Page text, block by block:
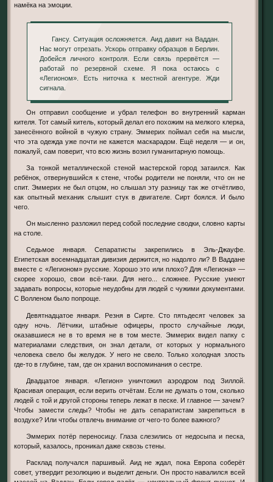
намёка на эмоции.
Гансу. Ситуация осложняется. Аид давит на Ваддан.
Нас могут отрезать. Ускорь отправку образцов в Берлин.
Добейся личного контроля. Если связь прервётся —
работай по резервной схеме. Я пока остаюсь с
«Легионом». Есть ниточка к местной агентуре. Жди
сигнала.
Он отправил сообщение и убрал телефон во внутренний карман
кителя. Тот самый китель, который делал его похожим на мелкого клерка,
занесённого войной в чужую страну. Эммерих поймал себя на мысли,
что эта одежда уже почти не кажется маскарадом. Ещё неделя — и он,
пожалуй, сам поверит, что всю жизнь возил гуманитарную помощь.
За тонкой металлической стеной мастерской город затаился. Как
ребёнок, отвернувшийся к стене, чтобы родители не поняли, что он не
спит. Эммерих не был отцом, но слышал эту разницу так же отчётливо,
как опытный механик слышит стук в двигателе. Сирт боялся. И было
чего.
Он мысленно разложил перед собой последние сводки, словно карты
на столе.
Седьмое января. Сепаратисты закрепились в Эль-Джауфе.
Египетская восемнадцатая дивизия держится, но надолго ли? В Ваддане
вместе с «Легионом» русские. Хорошо это или плохо? Для «Легиона» —
скорее хорошо, свои всё-таки. Для него... сложнее. Русские умеют
задавать вопросы, которые неудобны для людей с чужими документами.
С Волленом было попроще.
Девятнадцатое января. Резня в Сирте. Сто пятьдесят человек за
одну ночь. Лётчики, штабные офицеры, просто случайные люди,
оказавшиеся не в то время не в том месте. Эммерих видел папку с
материалами следствия, он знал детали, от которых у нормального
человека свело бы желудок. У него не свело. Только холодная злость
где-то в глубине, там, где он хранил воспоминания о сестре.
Двадцатое января. «Легион» уничтожил аэродром под Зиллой.
Красивая операция, если верить отчётам. Если не думать о том, сколько
людей с той и другой стороны теперь лежат в песке. И главное — зачем?
Чтобы замести следы? Чтобы не дать сепаратистам закрепиться в
воздухе? Или чтобы отвлечь внимание от чего-то более важного?
Эммерих потёр переносицу. Глаза слезились от недосыпа и песка,
который, казалось, проникал даже сквозь стены.
Расклад получался паршивый. Аид не ждал, пока Европа соберёт
совет, утвердит резолюцию и выделит деньги. Он просто навалился всей